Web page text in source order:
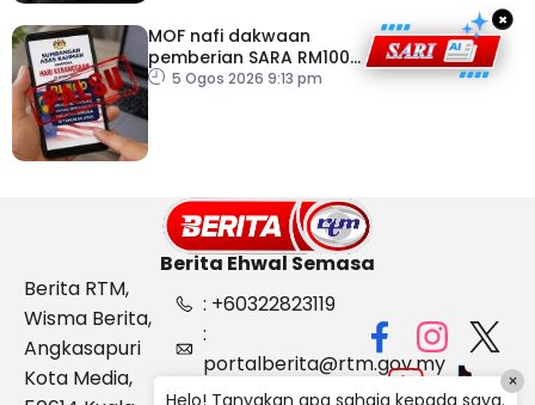
MOF nafi dakwaan
pemberian SARA RM100
sempena Hari
5 Ogos 2026 9:13 pm
×
Berita Ehwal Semasa
Berita RTM,
Wisma Berita,
Angkasapuri
Kota Media,
: +60322823119
:
portalberita@rtm.gov.my
: Aduan &
Helo! Tanyakan apa sahaja kepada saya.
×